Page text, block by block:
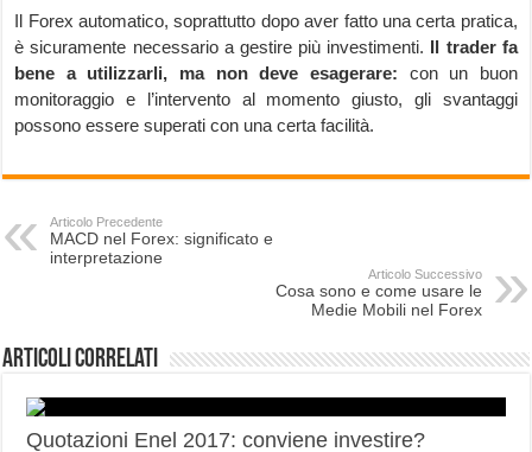
Il Forex automatico, soprattutto dopo aver fatto una certa pratica,
è sicuramente necessario a gestire più investimenti. Il trader fa
bene a utilizzarli, ma non deve esagerare: con un buon
monitoraggio e l’intervento al momento giusto, gli svantaggi
possono essere superati con una certa facilità.
Articolo Precedente
MACD nel Forex: significato e
interpretazione
Articolo Successivo
Cosa sono e come usare le
Medie Mobili nel Forex
Articoli correlati
Quotazioni Enel 2017: conviene investire?